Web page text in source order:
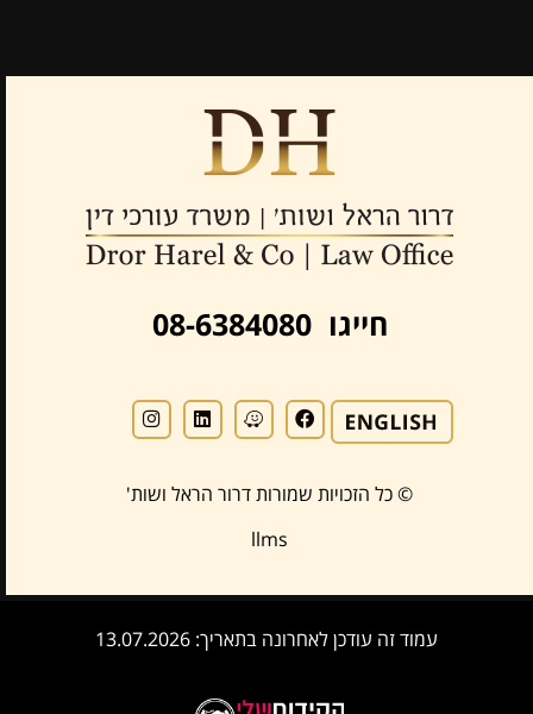
חייגו 08-6384080
© כל הזכויות שמורות דרור הראל ושות'
llms
עמוד זה עודכן לאחרונה בתאריך: 13.07.2026